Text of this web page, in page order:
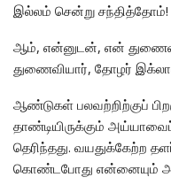
இல்லம் சென்று சந்தித்தோம்!
ஆம், என்னுடன், என்
துணைவியார், தோழர்
ஆண்டுகள் பலவற்றிற்குப்
தாண்டியிருக்கும்
தெரிந்தது. வயதுக்கேற்ற
கொண்டபோது என்னையும்